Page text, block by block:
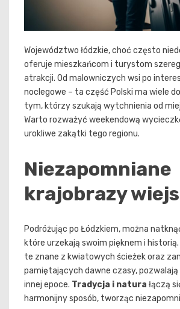
Województwo łódzkie, choć często
oferuje mieszkańcom i turystom
atrakcji. Od malowniczych wsi po
noclegowe – ta część Polski ma wiele
tym, którzy szukają wytchnienia od
Warto rozważyć weekendową
urokliwe zakątki tego regionu.
Niezapomniane
krajobrazy
Podróżując po Łódzkiem, można
które urzekają swoim pięknem i
te znane z kwiatowych ścieżek oraz
pamiętających dawne czasy, pozwalają
innej epoce. Tradycja i natura łączą
harmonijny sposób, tworząc